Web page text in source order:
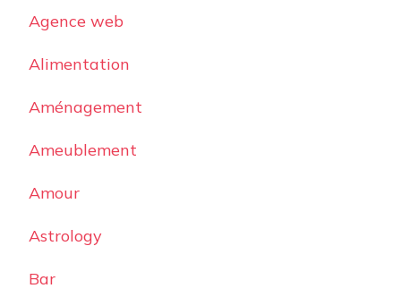
Agence web
Alimentation
Aménagement
Ameublement
Amour
Astrology
Bar